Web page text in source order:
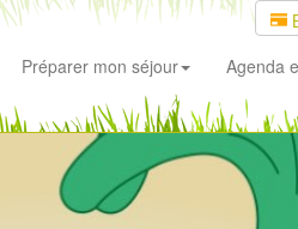
Préparer mon séjour Agenda